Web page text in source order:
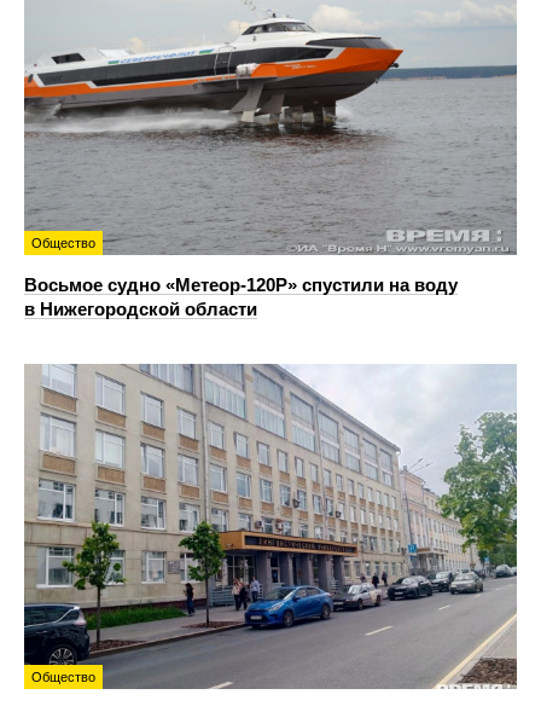
Общество
Восьмое судно «Метеор-120Р» спустили на воду
в Нижегородской области
Общество